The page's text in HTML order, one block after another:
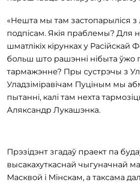
«Нешта мы там застопарыліся з
подпісам. Якія праблемы? Для
шматлікіх кірунках у Расійскай
больш што рашэнні нібыта
тармажэнне? Пры сустрэчы з
Уладзіміравічам Пуціным мы
пытанні, калі там нехта
Аляксандр Лукашэнка.
Прэзідэнт згадаў праект па
высакахуткаснай чыгуначнай
Масквой і Мінскам, а таксама